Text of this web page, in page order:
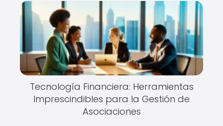
Tecnología Financiera: Herramientas
Imprescindibles para la Gestión de
Asociaciones